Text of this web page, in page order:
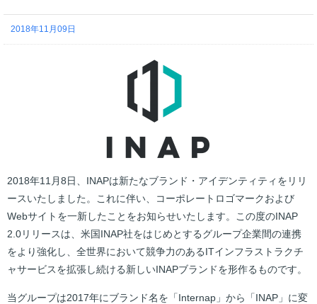
2018年11月09日
2018年11月8日、INAPは新たなブランド・アイデンティティをリリ
ースいたしました。これに伴い、コーポレートロゴマークおよび
Webサイトを一新したことをお知らせいたします。この度のINAP
2.0リリースは、米国INAP社をはじめとするグループ企業間の連携
をより強化し、全世界において競争力のあるITインフラストラクチ
ャサービスを拡張し続ける新しいINAPブランドを形作るものです。
当グループは2017年にブランド名を「Internap」から「INAP」に変